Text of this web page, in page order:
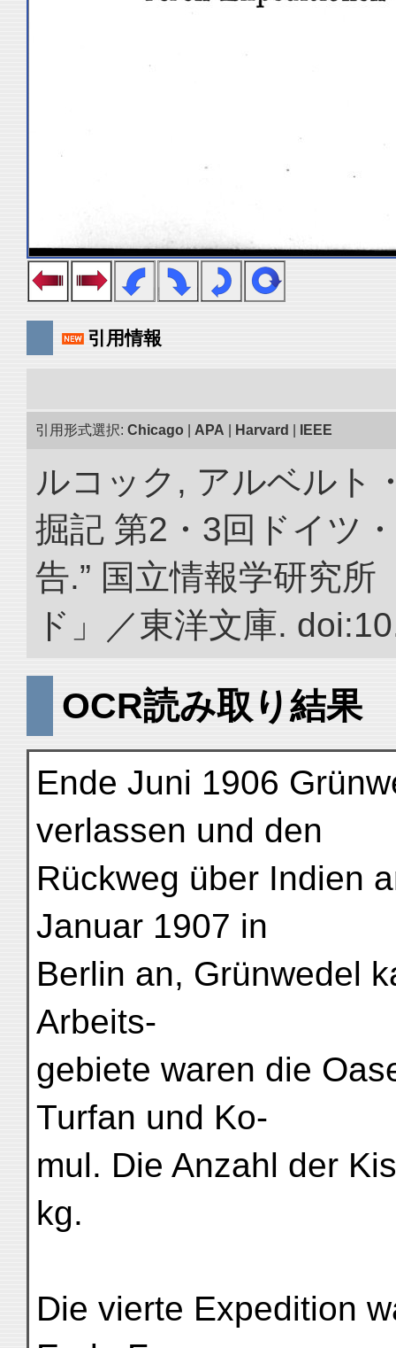
引用情報
引用形式選択: Chicago APA Harvard IEEE
ルコック, アルベルト
掘記 第2・3回ドイツ
告.” 国立情報学研究
ド」／東洋文庫.
OCR読み取り結果
Ende Juni 1906
verlassen und den
Rückweg über Indien
Januar 1907 in
Berlin an, Grünwedel
Arbeits-
gebiete waren die
Turfan und Ko-
mul. Die Anzahl der
kg.
Die vierte Expedition